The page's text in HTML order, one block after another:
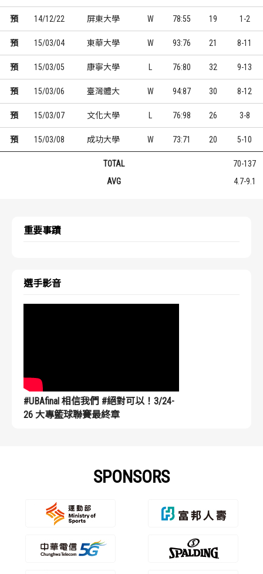
預 14/12/22 屏東大學 W 78:55 19 1-2
預 15/03/04 東華大學 W 93:76 21 8-11
預 15/03/05 康寧大學 76:80 32 9-13
預 15/03/06 臺灣體大 W 94:87 30 8-12
預 15/03/07 文化大學 76:98 26 3-8
預 15/03/08 成功大學 W 73:71 20 5-10
TOTAL
70-137
AVG
4.7-9.1
重要事蹟
選手影音
#UBAfinal 相信我們 #絕對可以！3/24-
26 大專籃球聯賽最終章
SPONSORS